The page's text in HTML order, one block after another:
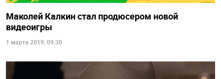
Маколей Калкин стал продюсером новой
видеоигры
1 марта 2019, 09:30